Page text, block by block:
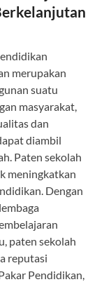
merupakan
suatu
masyarakat,
dan
diambil
Paten sekolah
meningkatkan
Dengan
paten sekolah
reputasi
Pendidikan,